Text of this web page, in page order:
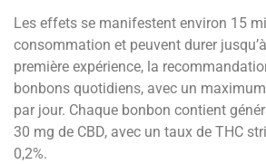
Les effets se manifestent environ 15
consommation et peuvent durer
première expérience, la
bonbons quotidiens, avec un
par jour. Chaque bonbon contient
30 mg de CBD, avec un taux de THC
0,2%.